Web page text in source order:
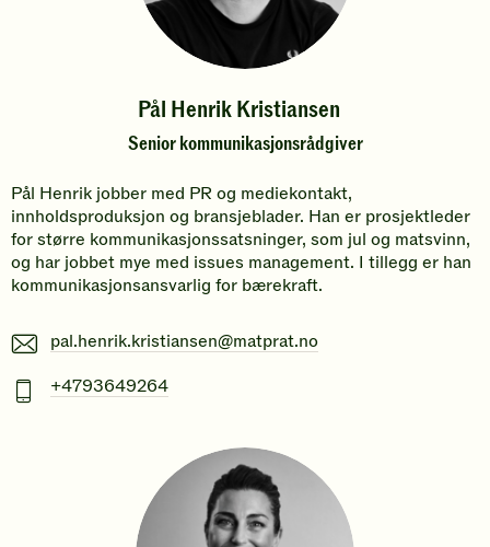
Pål Henrik Kristiansen
Senior kommunikasjonsrådgiver
Pål Henrik jobber med PR og mediekontakt,
innholdsproduksjon og bransjeblader. Han er prosjektleder
for større kommunikasjonssatsninger, som jul og matsvinn,
og har jobbet mye med issues management. I tillegg er han
kommunikasjonsansvarlig for bærekraft.
E-
pal.henrik.kristiansen@matprat.no
Mobiltelefonnummer
+4793649264